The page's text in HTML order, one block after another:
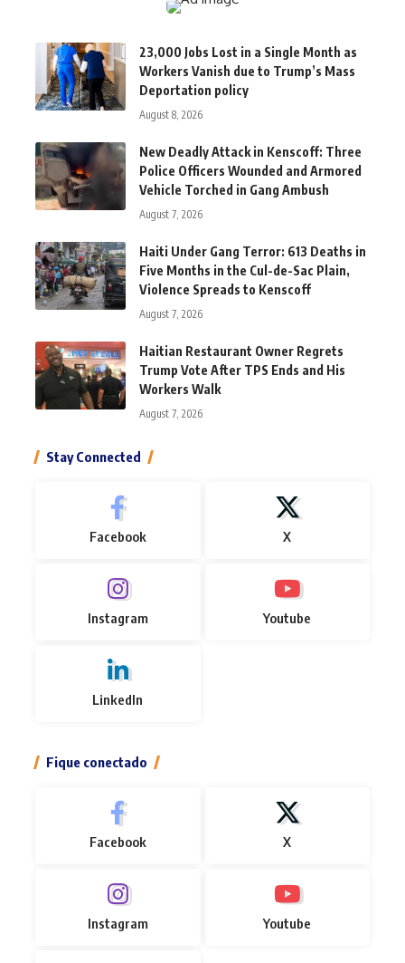
23,000 Jobs Lost in a Single Month as
Workers Vanish due to Trump’s Mass
Deportation policy
August 8, 2026
New Deadly Attack in Kenscoff: Three
Police Officers Wounded and Armored
Vehicle Torched in Gang Ambush
August 7, 2026
Haiti Under Gang Terror: 613 Deaths in
Five Months in the Cul-de-Sac Plain,
Violence Spreads to Kenscoff
August 7, 2026
Haitian Restaurant Owner Regrets
Trump Vote After TPS Ends and His
Workers Walk
August 7, 2026
Stay Connected
Facebook X
Instagram Youtube
LinkedIn
Fique conectado
Facebook X
Instagram Youtube